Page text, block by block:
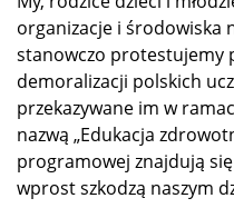
organizacje i środowiska
stanowczo protestujemy
demoralizacji polskich
przekazywane im w
nazwą „Edukacja
programowej znajdują
wprost szkodzą naszym